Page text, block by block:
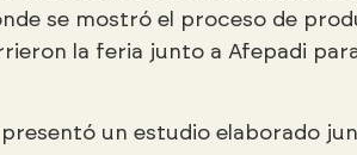
se mostró el proceso de
la feria junto a Afepadi
un estudio elaborado